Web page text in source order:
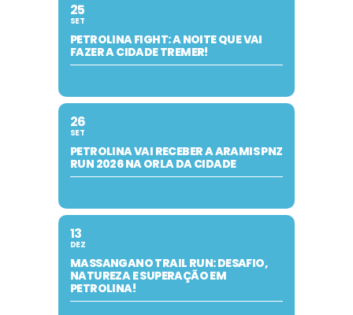
25
SET
PETROLINA FIGHT: A NOITE QUE VAI
FAZER A CIDADE TREMER!
26
SET
PETROLINA VAI RECEBER A ARAMIS PNZ
RUN 2026 NA ORLA DA CIDADE
13
DEZ
MASSANGANO TRAIL RUN: DESAFIO,
NATUREZA E SUPERAÇÃO EM
PETROLINA!